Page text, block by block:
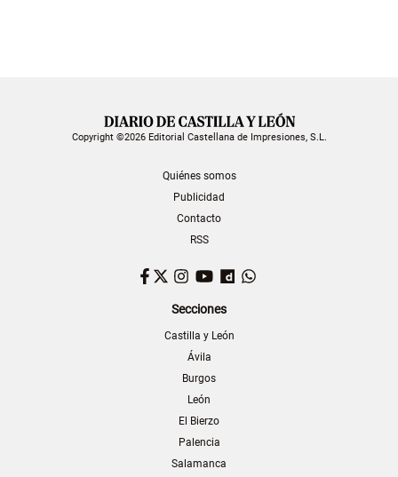
Copyright ©2026 Editorial Castellana de Impresiones, S.L.
Quiénes somos
Publicidad
Contacto
RSS
Facebook
TwitterInstagram
YouTubeDailymotion
Secciones
Castilla y León
Ávila
Burgos
León
El Bierzo
Palencia
Salamanca